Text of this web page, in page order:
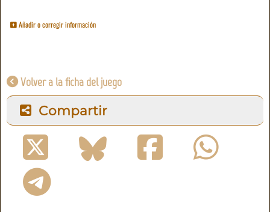
Añadir o corregir información
Volver a la ficha del juego
Compartir